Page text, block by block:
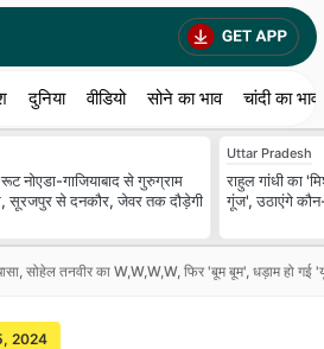
दुनिया वीडियो सोने का भाव चांदी का भाव
नोएडा-गाजियाबाद से गुरुग्राम
सूरजपुर से दनकौर, जेवर तक दौड़ेगी
Uttar Pradesh
राहुल गांधी का
गूंज', उठाएंगे
सोहेल तनवीर का W,W,W,W, फिर 'बूम बूम', धड़ाम हो गई
2024